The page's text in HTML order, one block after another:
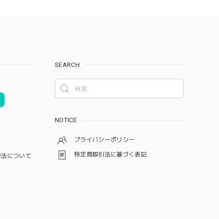
について
SEARCH
NOTICE
プライバシーポリシー
特定商取引法に基づく表記